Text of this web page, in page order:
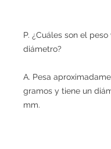
P. ¿Cuáles son el peso
diámetro?
A. Pesa
gramos y tiene un
mm.